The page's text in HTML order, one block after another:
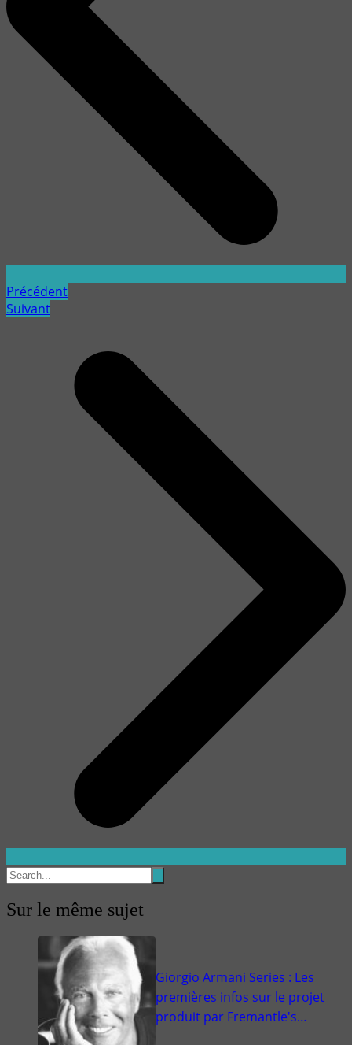
Précédent
Suivant
Sur le même sujet
Giorgio Armani Series : Les
premières infos sur le projet
produit par Fremantle's…